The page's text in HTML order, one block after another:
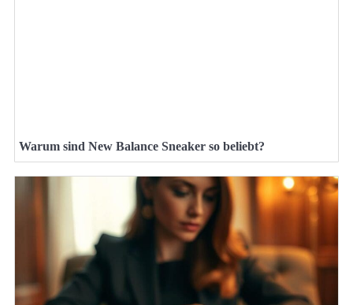
Warum sind New Balance Sneaker so beliebt?